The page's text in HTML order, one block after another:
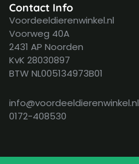
Contact Info
Voordeeldierenwinkel.nl
Voorweg 40A
2431 AP Noorden
KvK 28030897
BTW NL005134973B01
info@voordeeldierenwinkel.nl
0172-408530